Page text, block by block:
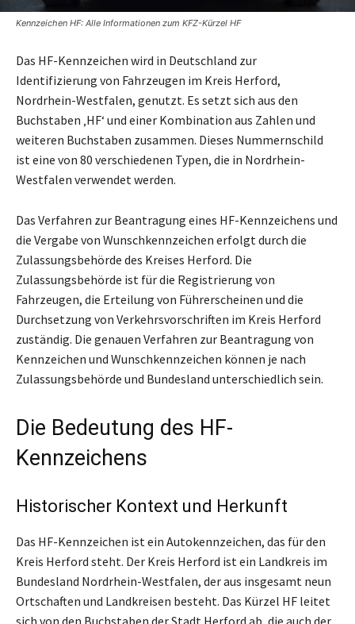
Kennzeichen HF: Alle Informationen zum KFZ-Kürzel HF
Das HF-Kennzeichen wird in Deutschland zur
Identifizierung von Fahrzeugen im Kreis Herford,
Nordrhein-Westfalen, genutzt. Es setzt sich aus den
Buchstaben ‚HF‘ und einer Kombination aus Zahlen und
weiteren Buchstaben zusammen. Dieses Nummernschild
ist eine von 80 verschiedenen Typen, die in Nordrhein-
Westfalen verwendet werden.
Das Verfahren zur Beantragung eines HF-Kennzeichens und
die Vergabe von Wunschkennzeichen erfolgt durch die
Zulassungsbehörde des Kreises Herford. Die
Zulassungsbehörde ist für die Registrierung von
Fahrzeugen, die Erteilung von Führerscheinen und die
Durchsetzung von Verkehrsvorschriften im Kreis Herford
zuständig. Die genauen Verfahren zur Beantragung von
Kennzeichen und Wunschkennzeichen können je nach
Zulassungsbehörde und Bundesland unterschiedlich sein.
Die Bedeutung des HF-
Kennzeichens
Historischer Kontext und Herkunft
Das HF-Kennzeichen ist ein Autokennzeichen, das für den
Kreis Herford steht. Der Kreis Herford ist ein Landkreis im
Bundesland Nordrhein-Westfalen, der aus insgesamt neun
Ortschaften und Landkreisen besteht. Das Kürzel HF leitet
sich von den Buchstaben der Stadt Herford ab, die auch der